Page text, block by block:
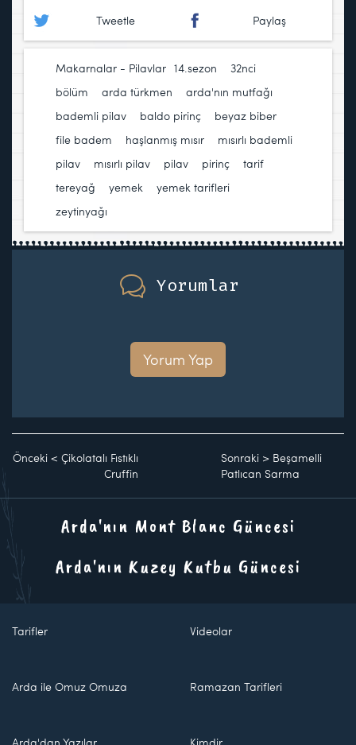
Tweetle Paylaş
Makarnalar - Pilavlar 14.sezon
32nci
bölüm
arda türkmen arda'nın mutfağı
bademli pilav
baldo pirinç beyaz biber
file badem
haşlanmış mısır
mısırlı bademli
pilav
mısırlı pilav pilav pirinç tarif
tereyağ
yemek yemek tarifleri
zeytinyağı
Yorumlar
Yorum Yap
Önceki < Çikolatalı Fıstıklı
Cruffin
Sonraki > Beşamelli
Patlıcan Sarma
Arda'nın Mont Blanc Güncesi
Arda'nın Kuzey Kutbu Güncesi
Tarifler Videolar
Arda ile Omuz Omuza Ramazan Tarifleri